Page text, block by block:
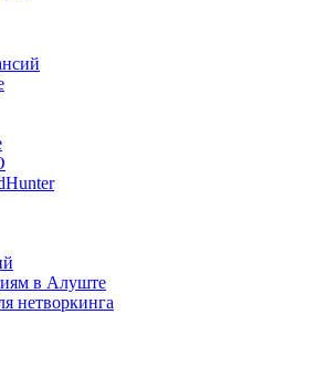
в Алуште
нетворкинга